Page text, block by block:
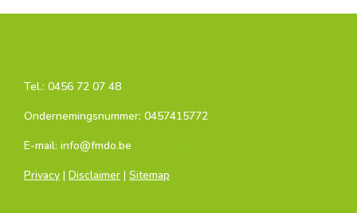
Tel.: 0456 72 07 48
Ondernemingsnummer: 0457415772
E-mail: info@fmdo.be
Privacy | Disclaimer | Sitemap